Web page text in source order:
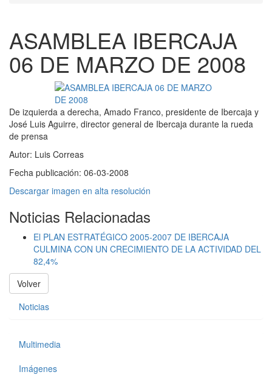
ASAMBLEA IBERCAJA
06 DE MARZO DE 2008
De izquierda a derecha, Amado Franco, presidente de Ibercaja y
José Luis Aguirre, director general de Ibercaja durante la rueda
de prensa
Autor: Luis Correas
Fecha publicación: 06-03-2008
Descargar imagen en alta resolución
Noticias Relacionadas
El PLAN ESTRATÉGICO 2005-2007 DE IBERCAJA
CULMINA CON UN CRECIMIENTO DE LA ACTIVIDAD DEL
82,4%
Volver
Noticias
Multimedia
Imágenes